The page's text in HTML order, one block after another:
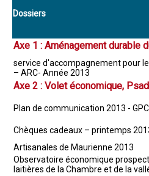
Dossiers
Axe 1 : Aménagement durable
service d'accompagnement pour
– ARC- Année 2013
Axe 2 : Volet économique,
Plan de communication 2013 -
Chèques cadeaux – printemps
Artisanales de Maurienne 2013
Observatoire économique
laitières de la Chambre et de la